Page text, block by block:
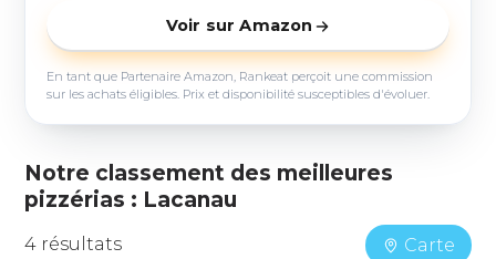
Voir sur Amazon
En tant que Partenaire Amazon, Rankeat perçoit une commission
sur les achats éligibles. Prix et disponibilité susceptibles d'évoluer.
Notre classement des meilleures
pizzérias : Lacanau
4 résultats Carte